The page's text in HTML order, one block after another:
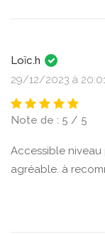
Loïc.h
29/12/2023 à 20:01
Note de : 5 / 5
Accessible
agréable. à